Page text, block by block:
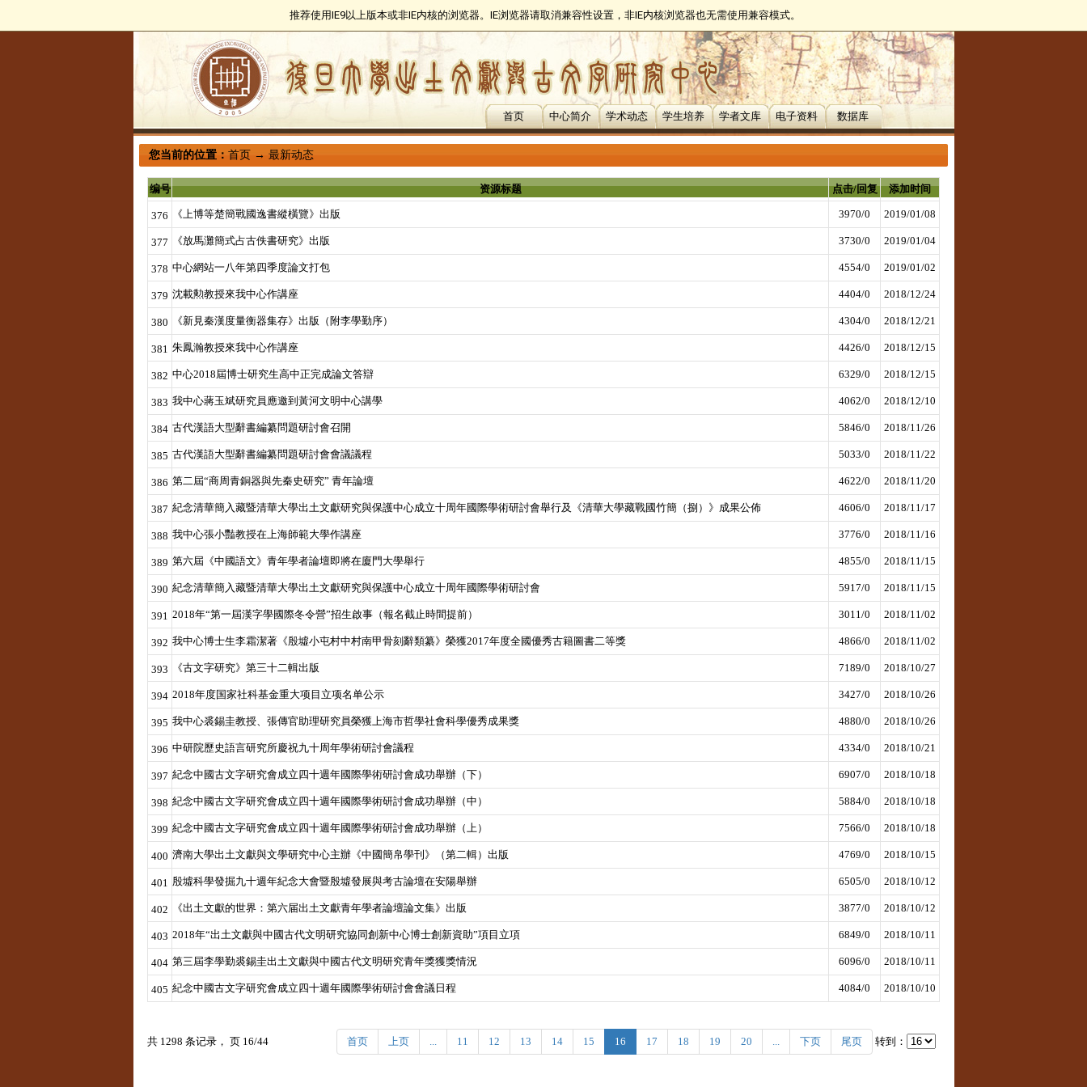
推荐使用IE9以上版本或非IE内核的浏览器。IE浏览器请取消兼容性设置，非IE内核浏览器也无需使用兼容模式。
首页 中心简介 学术动态 学生培养 学者文库 电子资料 数据库
您当前的位置： 首页 → 最新动态
编号 资源标题 点击/回复 添加时间
376 《上博等楚簡戰國逸書縱橫覽》出版 3970/0 2019/01/08
377 《放馬灘簡式占古佚書研究》出版 3730/0 2019/01/04
378 中心網站一八年第四季度論文打包 4554/0 2019/01/02
379 沈載勲教授來我中心作講座 4404/0 2018/12/24
380 《新見秦漢度量衡器集存》出版（附李學勤序） 4304/0 2018/12/21
381 朱鳳瀚教授來我中心作講座 4426/0 2018/12/15
382 中心2018屆博士研究生高中正完成論文答辯 6329/0 2018/12/15
383 我中心蔣玉斌研究員應邀到黃河文明中心講學 4062/0 2018/12/10
384 古代漢語大型辭書編纂問題研討會召開 5846/0 2018/11/26
385 古代漢語大型辭書編纂問題研討會會議議程 5033/0 2018/11/22
386 第二屆“商周青銅器與先秦史研究” 青年論壇 4622/0 2018/11/20
387 紀念清華簡入藏暨清華大學出土文獻研究與保護中心成立十周年國際學術研討會舉行及《清華大學藏戰國竹簡（捌）》成果公佈 4606/0 2018/11/17
388 我中心張小豔教授在上海師範大學作講座 3776/0 2018/11/16
389 第六屆《中國語文》青年學者論壇即將在廈門大學舉行 4855/0 2018/11/15
390 紀念清華簡入藏暨清華大學出土文獻研究與保護中心成立十周年國際學術研討會 5917/0 2018/11/15
391 2018年“第一屆漢字學國際冬令營”招生啟事（報名截止時間提前） 3011/0 2018/11/02
392 我中心博士生李霜潔著《殷墟小屯村中村南甲骨刻辭類纂》榮獲2017年度全國優秀古籍圖書二等獎 4866/0 2018/11/02
393 《古文字研究》第三十二輯出版 7189/0 2018/10/27
394 2018年度国家社科基金重大项目立项名单公示 3427/0 2018/10/26
395 我中心裘錫圭教授、張傳官助理研究員榮獲上海市哲學社會科學優秀成果獎 4880/0 2018/10/26
396 中研院歷史語言研究所慶祝九十周年學術研討會議程 4334/0 2018/10/21
397 紀念中國古文字研究會成立四十週年國際學術研討會成功舉辦（下） 6907/0 2018/10/18
398 紀念中國古文字研究會成立四十週年國際學術研討會成功舉辦（中） 5884/0 2018/10/18
399 紀念中國古文字研究會成立四十週年國際學術研討會成功舉辦（上） 7566/0 2018/10/18
400 濟南大學出土文獻與文學研究中心主辦《中國簡帛學刊》（第二輯）出版 4769/0 2018/10/15
401 殷墟科學發掘九十週年紀念大會暨殷墟發展與考古論壇在安陽舉辦 6505/0 2018/10/12
402 《出土文獻的世界：第六届出土文獻青年學者論壇論文集》出版 3877/0 2018/10/12
403 2018年“出土文獻與中國古代文明研究協同創新中心博士創新資助”項目立項 6849/0 2018/10/11
404 第三屆李學勤裘錫圭出土文獻與中國古代文明研究青年獎獲獎情況 6096/0 2018/10/11
405 紀念中國古文字研究會成立四十週年國際學術研討會會議日程 4084/0 2018/10/10
共 1298 条记录， 页 16/44 首页 上页 ... 11 12 13 14 15 16 17 18 19 20 ... 下页 尾页 转到：